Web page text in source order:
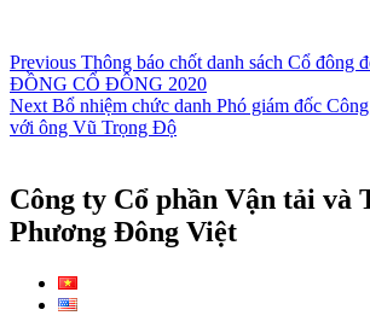
Điều
hướng
bài
Previous Previous
post:
Thông báo chốt danh sách Cổ
ĐỒNG CỔ ĐÔNG 2020
Next Next
post:
Bổ nhiệm chức danh Phó giám đốc
với ông Vũ Trọng Độ
Công ty Cổ phần Vận tải và
Phương Đông Việt